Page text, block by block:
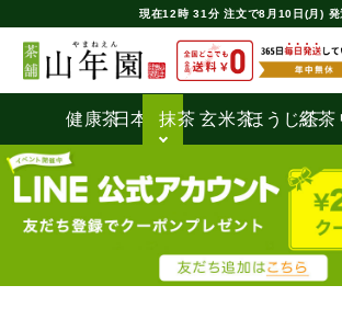
現在12時 31分 注文で8月10日(月) 発
健康茶日本茶抹茶 玄米茶ほうじ茶
紅茶